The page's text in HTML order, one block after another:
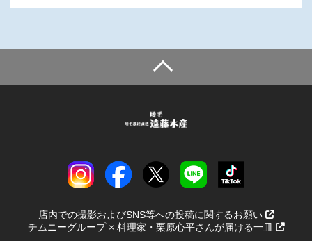
店内での撮影およびSNS等への投稿に関するお願い
チムニーグループ × 料理家・栗原心平さんが届ける一皿